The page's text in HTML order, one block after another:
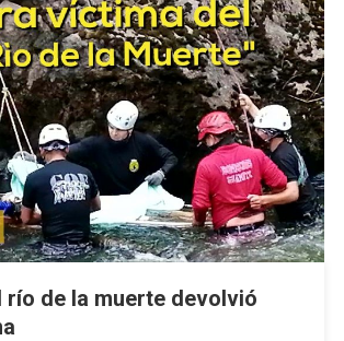
río de la muerte devolvió